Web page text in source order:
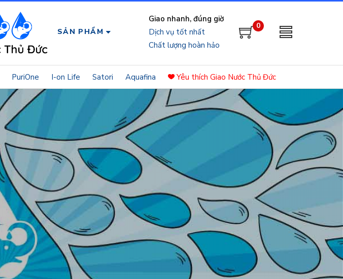
Đại lý
đổi
nước
bình
Vĩnh
Hảo
Lavie
SẢN PHẨM
Giao nhanh, đúng giờ
Dịch vụ tốt nhất
Chất lượng hoàn hảo
0
PuriOne I-on Life Satori Aquafina Yêu thích Giao Nước Thủ Đức